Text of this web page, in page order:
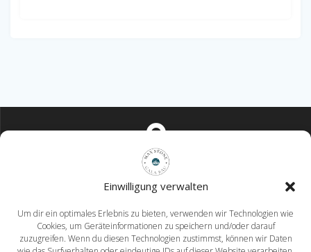
Einwilligung verwalten
Um dir ein optimales Erlebnis zu bieten, verwenden wir Technologien wie
Cookies, um Geräteinformationen zu speichern und/oder darauf
zuzugreifen. Wenn du diesen Technologien zustimmst, können wir Daten
Mahlower Dorfstraße 12 15831 Blankenfelde-Mahlow